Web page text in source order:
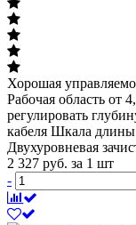
Хорошая
Рабочая область от
регулировать
кабеля Шкала
Двухуровневая
2 327 руб. за 1 шт
-